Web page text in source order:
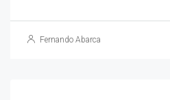
Fernando Abarca